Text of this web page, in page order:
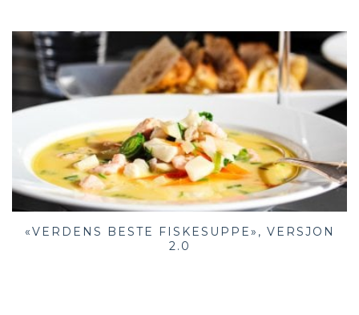
«VERDENS BESTE FISKESUPPE», VERSJON
2.0